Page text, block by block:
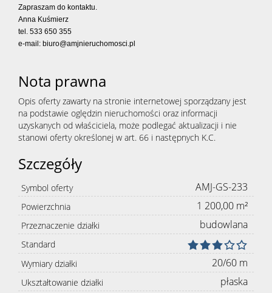
Zapraszam do kontaktu.
Anna Kuśmierz
tel. 533 650 355
e-mail: biuro@amjnieruchomosci.pl
Nota prawna
Opis oferty zawarty na stronie internetowej sporządzany jest
na podstawie oględzin nieruchomości oraz informacji
uzyskanych od właściciela, może podlegać aktualizacji i nie
stanowi oferty określonej w art. 66 i następnych K.C.
Szczegóły
Symbol oferty AMJ-GS-233
Powierzchnia 1 200,00 m²
Przeznaczenie działki budowlana
Standard
Wymiary działki
20/60 m
Ukształtowanie działki płaska